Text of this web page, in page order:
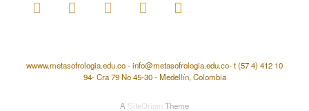
wwww.metasofrologia.edu.co - info@metasofrologia.edu.co- t (57 4) 412 10
94- Cra 79 No 45-30 - Medellín, Colombia
A SiteOrigin Theme